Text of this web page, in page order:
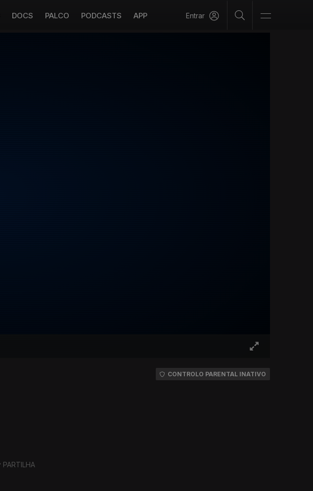
DOCS PALCO PODCASTS APP Entrar
CONTROLO PARENTAL INATIVO
PARTILHA